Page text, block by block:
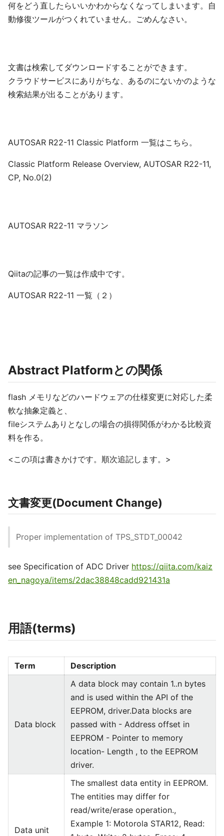
何をどう直したらいいかわからなくなってしまいます。自
動修復ツールがつくれていません。ごめんなさい。
文書は検索してダウンロードすることができます。
クラウドサービスにありがちな、あるのにないかのような
検索結果が出ることがあります。
AUTOSAR R22-11 Classic Platform 一覧はこちら。
Classic Platform Release Overview, AUTOSAR R22-11,
CP, No.0(2)
AUTOSAR R22-11 マラソン
Qiitaの記事の一覧は作成中です。
AUTOSAR R22-11 一覧（２）
Abstract Platformとの関係
flash メモリなどのハードウェアの仕様変更に対応した柔
軟な抽象定義と、
fileシステムありとなしの場合の損得関係がわかる比較資
料を作る。
<この項は書きかけです。順次追記します。>
文書変更(Document Change)
Proper implementation of TPS_STDT_00042
see Specification of ADC Driver https://qiita.com/kaiz
en_nagoya/items/2dac38848cadd921431a
用語(terms)
Term Description
Data block
A data block may contain 1..n bytes
and is used within the API of the
EEPROM, driver.Data blocks are
passed with - Address offset in
EEPROM - Pointer to memory
location- Length , to the EEPROM
driver.
Data unit
The smallest data entity in EEPROM.
The entities may differ for
read/write/erase operation.,
Example 1: Motorola STAR12, Read: